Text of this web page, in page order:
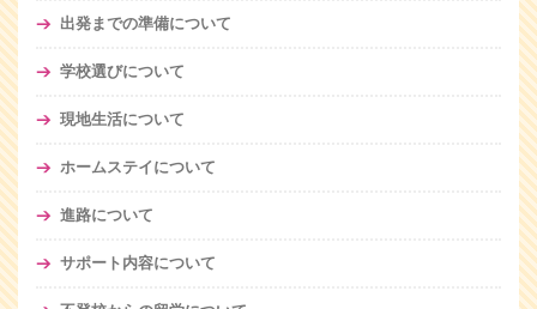
出発までの準備について
学校選びについて
現地生活について
ホームステイについて
進路について
サポート内容について